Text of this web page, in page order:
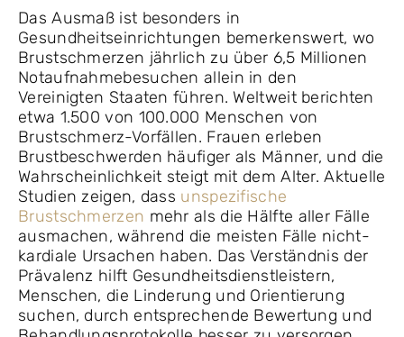
Das Ausmaß ist besonders in
Gesundheitseinrichtungen bemerkenswert, wo
Brustschmerzen jährlich zu über 6,5 Millionen
Notaufnahmebesuchen allein in den
Vereinigten Staaten führen. Weltweit berichten
etwa 1.500 von 100.000 Menschen von
Brustschmerz-Vorfällen. Frauen erleben
Brustbeschwerden häufiger als Männer, und die
Wahrscheinlichkeit steigt mit dem Alter. Aktuelle
Studien zeigen, dass unspezifische
Brustschmerzen mehr als die Hälfte aller Fälle
ausmachen, während die meisten Fälle nicht-
kardiale Ursachen haben. Das Verständnis der
Prävalenz hilft Gesundheitsdienstleistern,
Menschen, die Linderung und Orientierung
suchen, durch entsprechende Bewertung und